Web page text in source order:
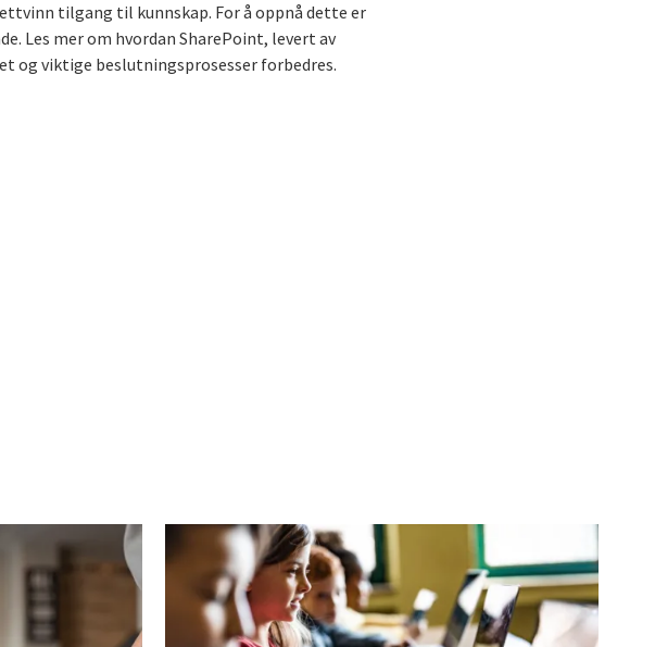
tilgang til kunnskap. For å oppnå dette er
Les mer om hvordan SharePoint, levert av
og viktige beslutningsprosesser forbedres.